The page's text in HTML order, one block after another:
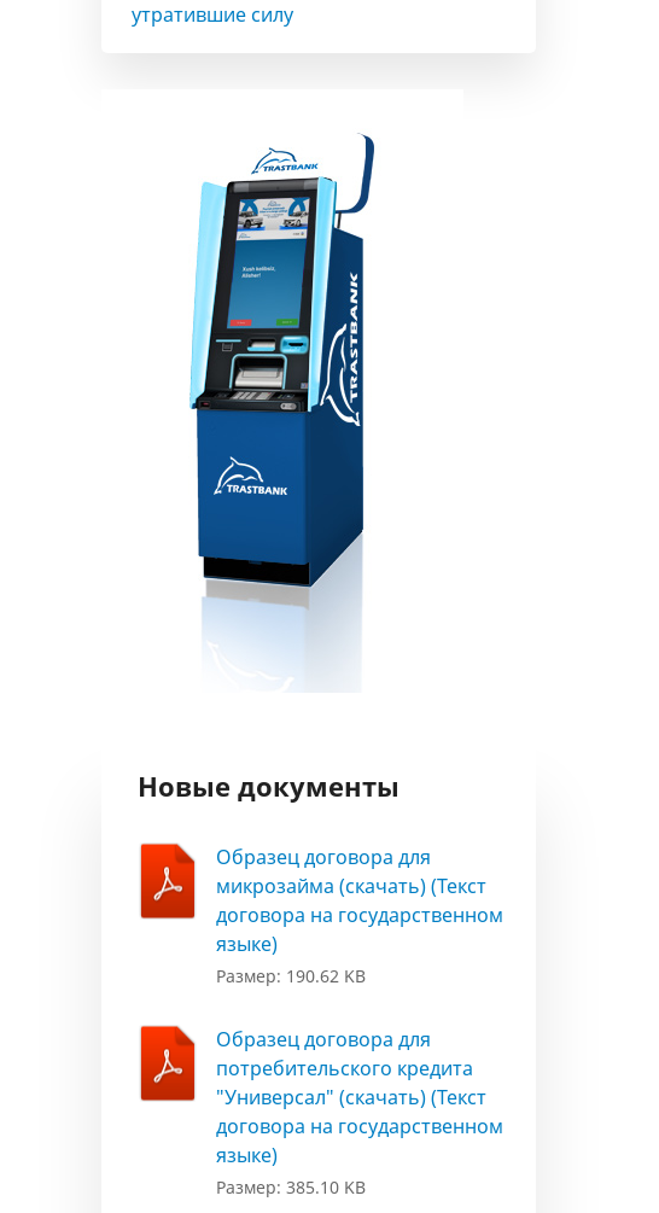
утратившие силу
Новые документы
Образец договора для
микрозайма (скачать) (Текст
договора на государственном
языке)
Размер: 190.62 KB
Образец договора для
потребительского кредита
"Универсал" (скачать) (Текст
договора на государственном
языке)
Размер: 385.10 KB